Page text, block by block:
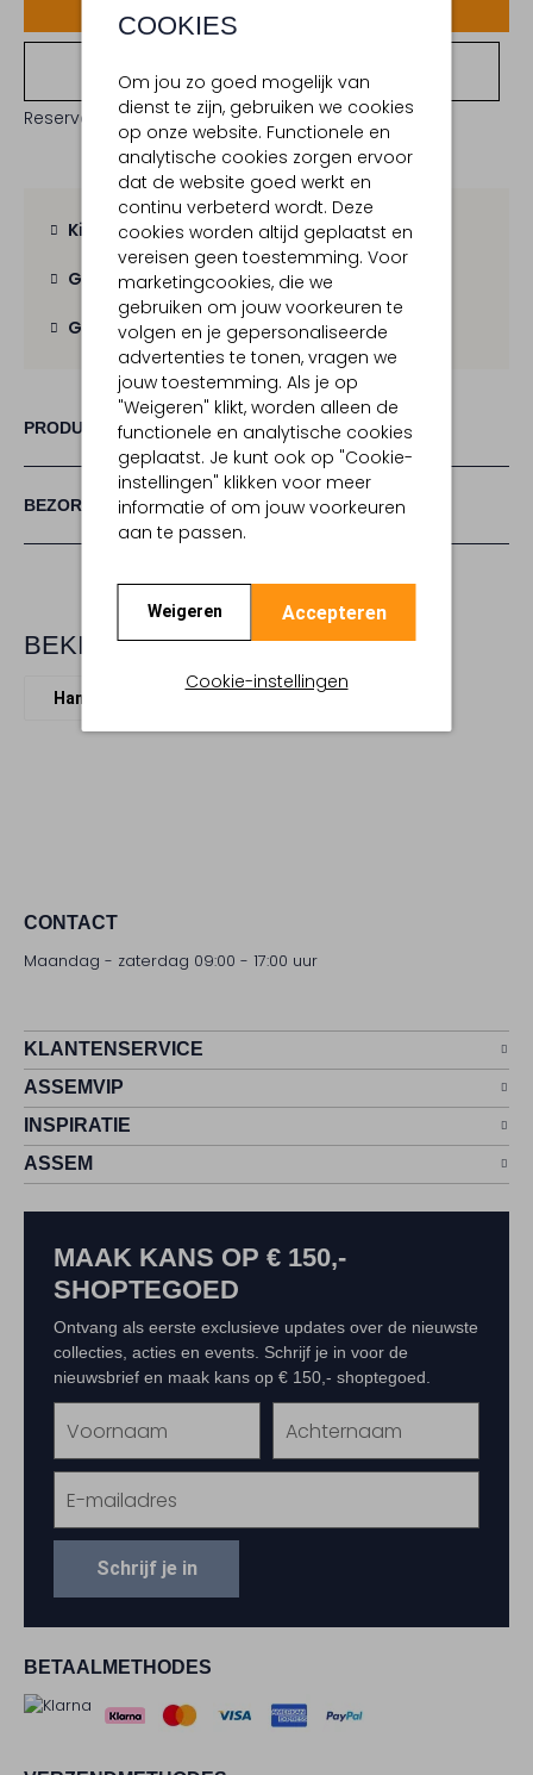
COOKIES
Om jou zo goed mogelijk van
dienst te zijn, gebruiken we cookies
op onze website. Functionele en
analytische cookies zorgen ervoor
dat de website goed werkt en
continu verbeterd wordt. Deze
cookies worden altijd geplaatst en
vereisen geen toestemming. Voor
marketingcookies, die we
gebruiken om jouw voorkeuren te
volgen en je gepersonaliseerde
advertenties te tonen, vragen we
jouw toestemming. Als je op
"Weigeren" klikt, worden alleen de
functionele en analytische cookies
geplaatst. Je kunt ook op "Cookie-
instellingen" klikken voor meer
informatie of om jouw voorkeuren
aan te passen.
Weigeren Accepteren
Cookie-instellingen
Bekijk winkelvoorraad
Reserveer direct in een van onze 19 boutiques
Kies zelf je bezorgmoment
Gratis verzendingvanaf € 100,-
Gratis retourbinnen 30 dagen
PRODUCT INFORMATIE
BEZORGEN & RETOURNEREN
BEKIJK MEER
Handschoenen
CONTACT
Maandag - zaterdag 09:00 - 17:00 uur
KLANTENSERVICE
ASSEMVIP
INSPIRATIE
ASSEM
BETAALMETHODES
MAAK KANS OP € 150,-
SHOPTEGOED
Ontvang als eerste exclusieve updates over de nieuwste
collecties, acties en events. Schrijf je in voor de
nieuwsbrief en maak kans op € 150,- shoptegoed.
Schrijf je in